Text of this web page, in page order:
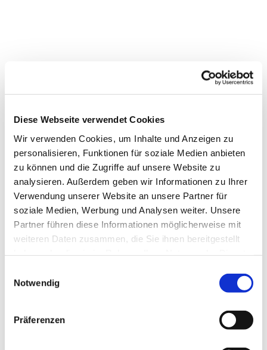
Diese Webseite verwendet Cookies
Wir verwenden Cookies, um Inhalte und Anzeigen zu
personalisieren, Funktionen für soziale Medien anbieten
zu können und die Zugriffe auf unsere Website zu
analysieren. Außerdem geben wir Informationen zu Ihrer
Verwendung unserer Website an unsere Partner für
soziale Medien, Werbung und Analysen weiter. Unsere
Partner führen diese Informationen möglicherweise mit
weiteren Daten zusammen, die Sie ihnen bereitgestellt
Notwendig
Präferenzen
Dies könnte Sie auch
interessieren